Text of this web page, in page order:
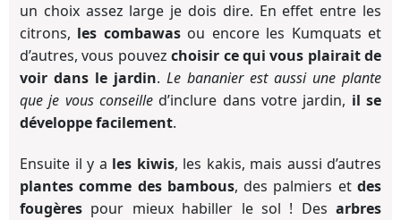
un choix assez large je dois dire. En effet entre les
citrons, les combawasou encore les Kumquats et
d’autres, vous pouvezchoisir ce qui vous plairait de
voir dans le jardin. Le bananier est aussi une plante
que je vous conseille d’inclure dans votre jardin, il se
développe facilement.
Ensuite il y a les kiwis, les kakis, mais aussi d’autres
plantes comme des bambous, des palmiers etdes
fougères pour mieux habiller le sol ! Des arbres